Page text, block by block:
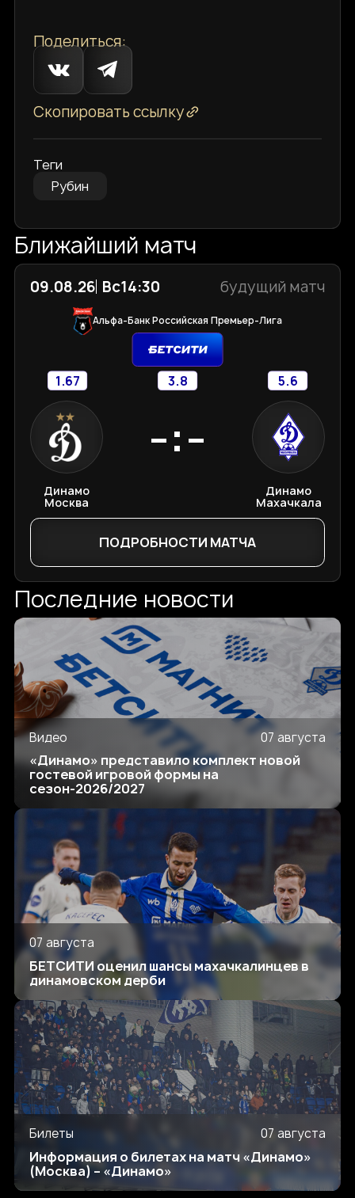
Поделиться:
Скопировать ссылку
Теги
Рубин
Ближайший матч
09.08.26 Вс14:30 будущий матч
Альфа-Банк Российская Премьер-Лига
1.67 3.8 5.6
Динамо
Москва
-:-
Динамо
Махачкала
ПОДРОБНОСТИ МАТЧА
Последние новости
Видео 07 августа
«Динамо» представило комплект новой
гостевой игровой формы на
сезон-2026/2027
07 августа
БЕТСИТИ оценил шансы махачкалинцев в
динамовском дерби
Билеты 07 августа
Информация о билетах на матч «Динамо»
(Москва) – «Динамо»